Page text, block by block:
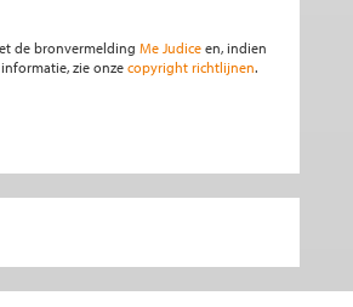
de bronvermelding Me Judice en, indien
zie onze copyright richtlijnen.